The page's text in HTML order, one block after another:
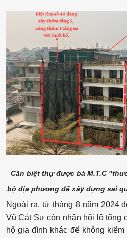
Căn biệt thự được bà M.T.C
bộ địa phương để xây dựng sai
Ngoài ra, từ tháng 8 năm 2024
Vũ Cát Sự còn nhận hối lộ tổng
hộ gia đình khác để không